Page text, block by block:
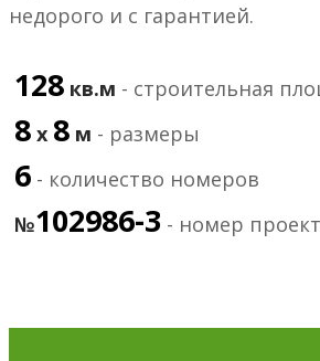
недорого и с гарантией.
128 кв.м - строительная
8 х 8 м - размеры
6 - количество номеров
№102986-3 - номер